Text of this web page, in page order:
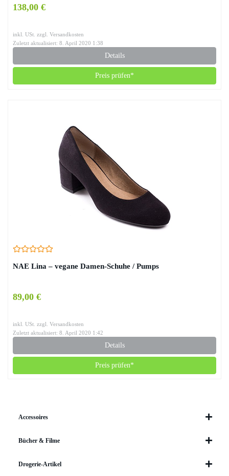
138,00 €
inkl. USt. zzgl. Versandkosten
Zuletzt aktualisiert: 8. April 2020 1:38
Details
Preis prüfen*
NAE Lina – vegane Damen-Schuhe / Pumps
89,00 €
inkl. USt. zzgl. Versandkosten
Zuletzt aktualisiert: 8. April 2020 1:42
Details
Preis prüfen*
Accessoires
Bücher & Filme
Drogerie-Artikel